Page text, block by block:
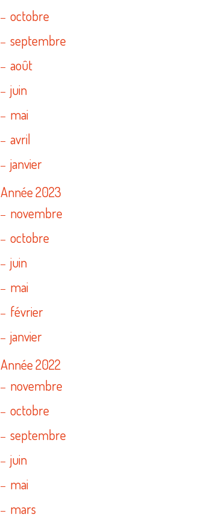
octobre
septembre
août
juin
mai
avril
janvier
Année 2023
novembre
octobre
juin
mai
février
janvier
Année 2022
novembre
octobre
septembre
juin
mai
mars